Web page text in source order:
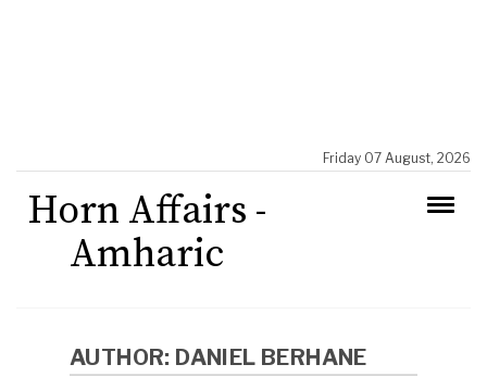
Friday 07 August, 2026
Horn Affairs -
Amharic
AUTHOR: DANIEL BERHANE